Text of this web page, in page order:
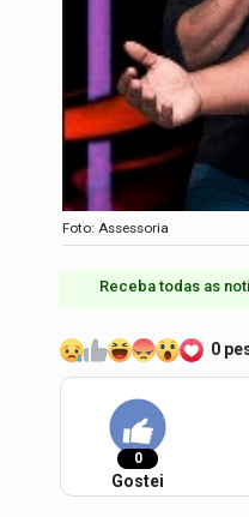
Foto: Assessoria
Receba todas as
0
0
Gostei